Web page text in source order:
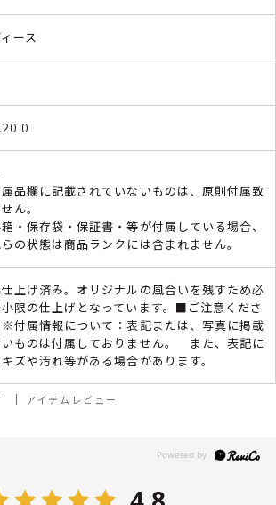
ース
品欄に記載されていないものは、原則付属致
ん。
・保存袋・保証書・等が付属している場合、
の状態は商品ランクには含まれません。
上げ済み。オリジナルの風合いを残すため必
小限の仕上げとなっています。■ご注意くださ
付属情報について：表記または、写真に掲載
いものは付属しておりません。 また、表記に
ズや汚れ等がある場合があります。
アイテムレビュー